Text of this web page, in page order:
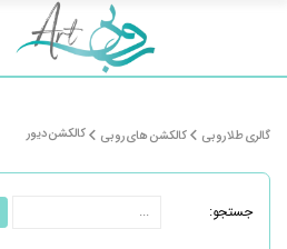
گالری طلا روبی کالکشن های روبی کالکشن دیور
جستجو: